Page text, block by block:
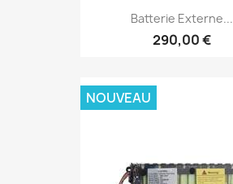
Batterie Externe...
290,00 €
NOUVEAU